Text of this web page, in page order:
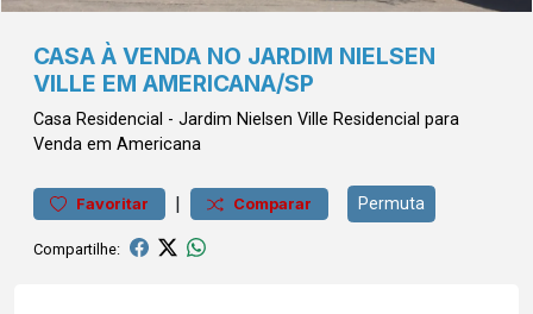
CASA À VENDA NO JARDIM NIELSEN
VILLE EM AMERICANA/SP
Casa Residencial - Jardim Nielsen Ville Residencial para
Venda em Americana
Favoritar | Comparar Permuta
Compartilhe: